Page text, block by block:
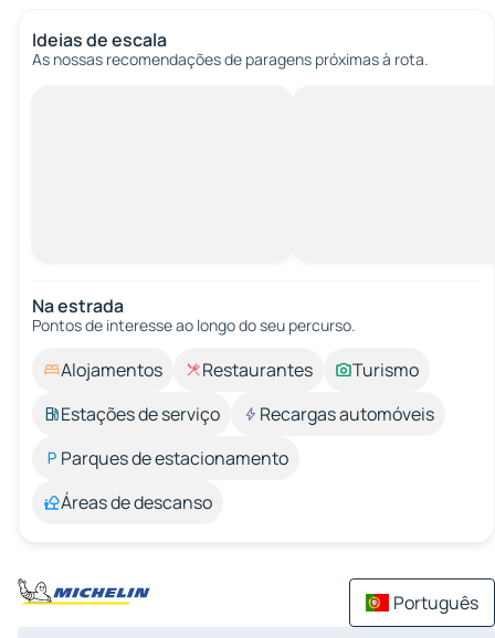
Ideias de escala
As nossas recomendações de paragens próximas à rota.
Na estrada
Pontos de interesse ao longo do seu percurso.
Alojamentos Restaurantes
Turismo
Estações de serviço
Recargas automóveis
Parques de estacionamento
Áreas de descanso
Português